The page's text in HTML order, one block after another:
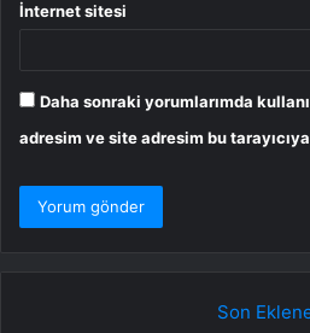
İnternet sitesi
Daha sonraki yorumlarımda
adresim ve site adresim bu
Son